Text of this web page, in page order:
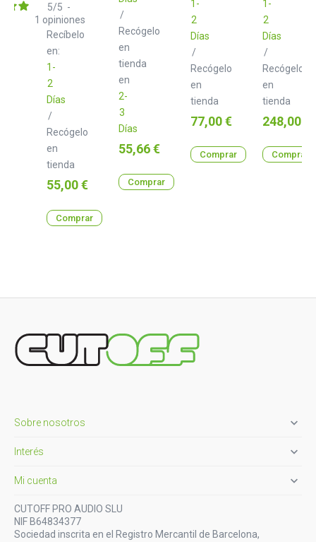
RCA
Class
B
DUO
1.0
m
Recíbelo
en:
1-
2
Días
/
Recógelo
en
tienda
5/5 -
1 opiniones
Precio
55,00 €
Comprar
/
Recógelo
en
tienda
en
2-
3
Días
Precio
55,66 €
Comprar
1-
2
Días
/
Recógelo
en
tienda
Precio
77,00 €
Comprar
1-
2
Días
/
Recógelo
en
tienda
Precio
248,00 €
Comprar
Sobre nosotros 
Interés 
Mi cuenta 
CUTOFF PRO AUDIO SLU
NIF B64834377
Sociedad inscrita en el Registro Mercantil de Barcelona,